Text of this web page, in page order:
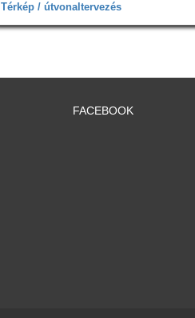
Térkép / útvonaltervezés
FACEBOOK